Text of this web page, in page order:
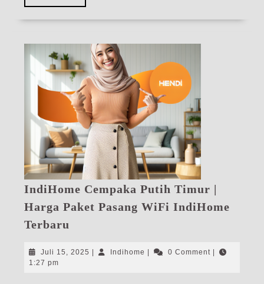
More
IndiHome Cempaka Putih Timur |
Harga Paket Pasang WiFi IndiHome
Terbaru
Putih
Juli 15, 2025 Juli
Indihome Indihome0 Comment
1:27 pm